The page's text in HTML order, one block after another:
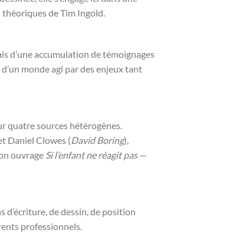
de Tim Ingold.
d’une accumulation de témoignages
monde agi par des enjeux tant
quatre sources hétérogènes.
Daniel Clowes (David Boring),
ouvrage Si l’enfant ne réagit pas—
de dessin, de position
professionnels.